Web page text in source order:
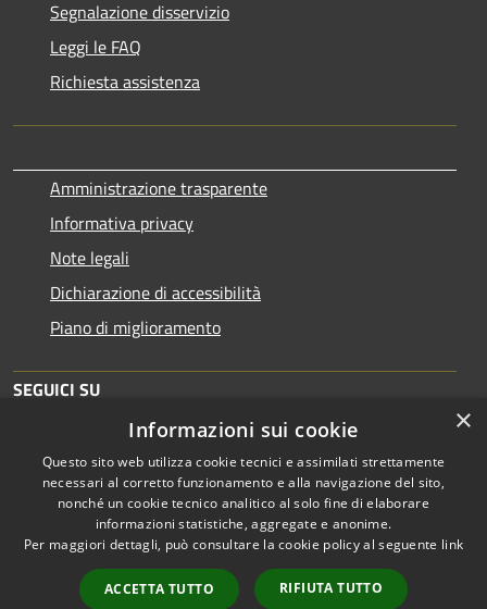
Segnalazione disservizio
Leggi le FAQ
Richiesta assistenza
Amministrazione trasparente
Informativa privacy
Note legali
Dichiarazione di accessibilità
Piano di miglioramento
SEGUICI SU
RSS
Accessibilità
Copyright © 2026 • Comune di
Municipium•
Accesso
×
Informazioni sui cookie
Questo sito web utilizza cookie tecnici e assimilati strettamente
necessari al corretto funzionamento e alla navigazione del sito,
nonché un cookie tecnico analitico al solo fine di elaborare
informazioni statistiche, aggregate e anonime.
Per maggiori dettagli, può consultare la cookie policy al seguente link
ACCETTA TUTTO RIFIUTA TUTTO